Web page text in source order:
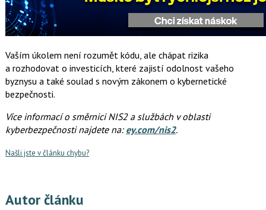
Vaším úkolem není rozumět kódu, ale chápat rizika
a rozhodovat o investicích, které zajistí odolnost vašeho
byznysu a také soulad s novým zákonem o kybernetické
bezpečnosti.
Více informací o směrnici NIS2 a službách v oblasti
kyberbezpečnosti najdete na: ey.com/nis2.
Našli jste v článku chybu?
Autor článku